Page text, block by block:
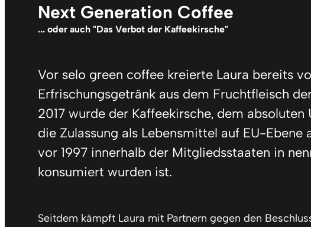
Next Generation Coffee
... oder auch "Das Verbot der Kaffeekirsche"
Vor selo green coffee kreierte Laura bereits
Erfrischungsgetränk aus dem Fruchtfleisch
2017 wurde der Kaffeekirsche, dem absoluten
die Zulassung als Lebensmittel auf EU-
vor 1997 innerhalb der Mitgliedsstaaten in
konsumiert wurden ist.
Seitdem kämpft Laura mit Partnern gegen den